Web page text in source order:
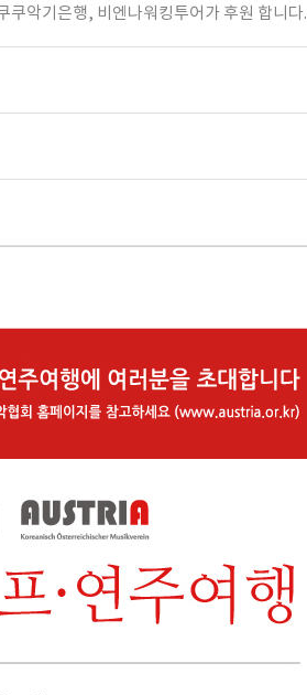
쿠악기은행, 비엔나워킹투어가 후원 합니다.